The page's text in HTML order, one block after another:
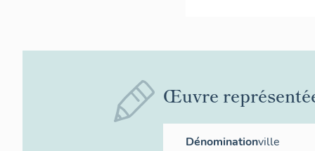
Œuvre
Dénominationville